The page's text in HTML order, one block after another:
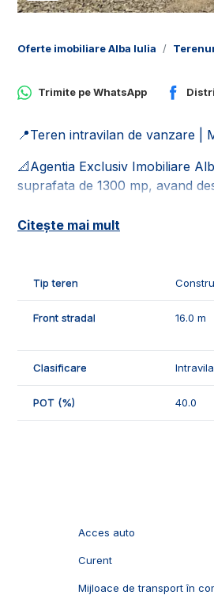
Oferte imobiliare Alba Iulia
Trimite peWhatsApp
📍Teren intravilan de vanzare |
📐Agentia Exclusiv Imobiliare
suprafata de 1300 mp, avand
🚰Dispune de toate retelele de
📞Pentru mai multe detalii sau
Echipa Exclusiv Imobiliarea Alba!
Citește mai mult
Tip teren
Front stradal 16.0 m
Clasificare
POT (%) 40.0
Acces auto
Curent
Mijloace de transport în